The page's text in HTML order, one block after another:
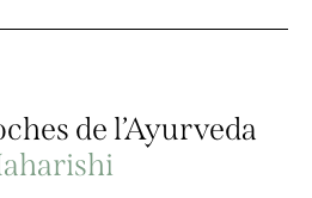
de l’Ayurveda